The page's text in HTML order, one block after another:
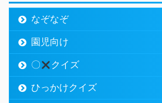
なぞなぞ
園児向け
〇
クイズ
ひっかけクイズ